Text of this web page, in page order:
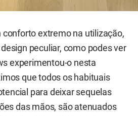
extremo na utilização,
peculiar, como podes ver
experimentou-o nesta
que todos os habituais
para deixar sequelas
das mãos, são atenuados